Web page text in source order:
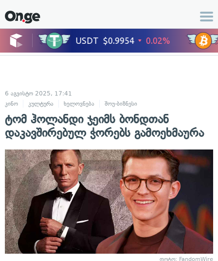
6 აგვისტო 2025, 17:41
კინო
კულტურა ხელოვნება შოუ-ბიზნესი
ტომ ჰოლანდი ჯეიმს ბონდთან
დაკავშირებულ ჭორებს გამოეხმაურა
ფოტო: FandomWire